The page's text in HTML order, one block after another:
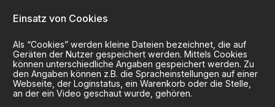
Einsatz von Cookies
Als “Cookies” werden kleine Dateien bezeichnet, die auf
Geräten der Nutzer gespeichert werden. Mittels Cookies
können unterschiedliche Angaben gespeichert werden. Zu
den Angaben können z.B. die Spracheinstellungen auf einer
Webseite, der Loginstatus, ein Warenkorb oder die Stelle,
an der ein Video geschaut wurde, gehören.